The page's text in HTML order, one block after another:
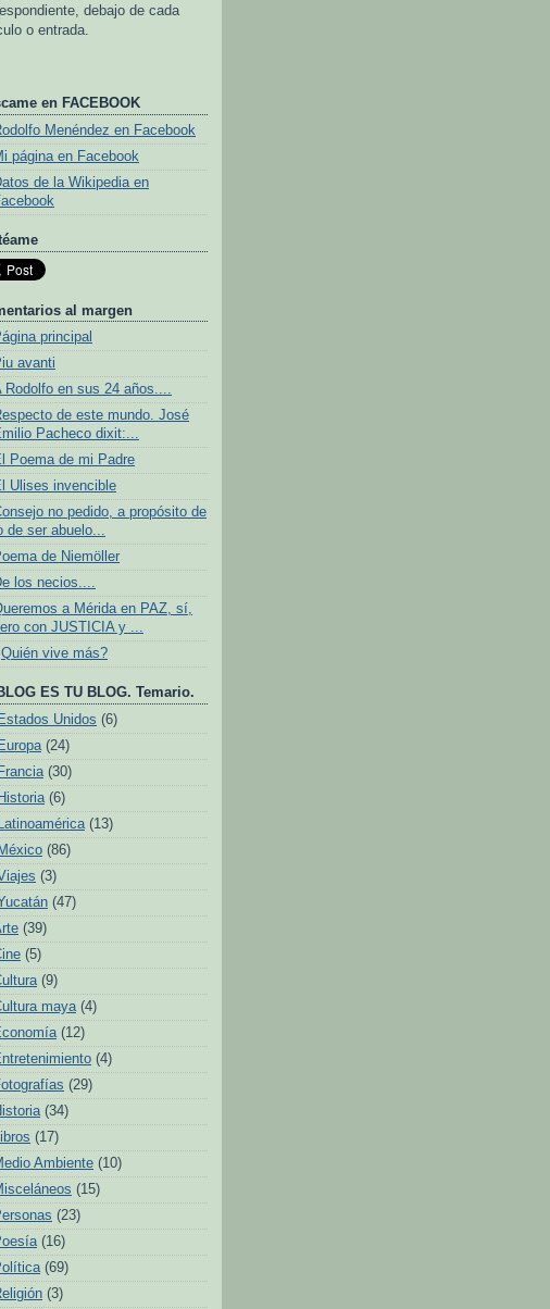
debajo de cada
o entrada.
en FACEBOOK
Menéndez en Facebook
página en Facebook
de la Wikipedia en
al margen
principal
avanti
Rodolfo en sus 24 años....
de este mundo. José
Pacheco dixit:...
Poema de mi Padre
Ulises invencible
no pedido, a propósito de
de ser abuelo...
de Niemöller
los necios....
a Mérida en PAZ, sí,
con JUSTICIA y ...
vive más?
ES TU BLOG. Temario.
Unidos (6)
(24)
(30)
(6)
(13)
(86)
(3)
(47)
(39)
(5)
(9)
maya (4)
(12)
(4)
(29)
(34)
(17)
Ambiente (10)
(15)
(23)
(16)
(69)
(3)